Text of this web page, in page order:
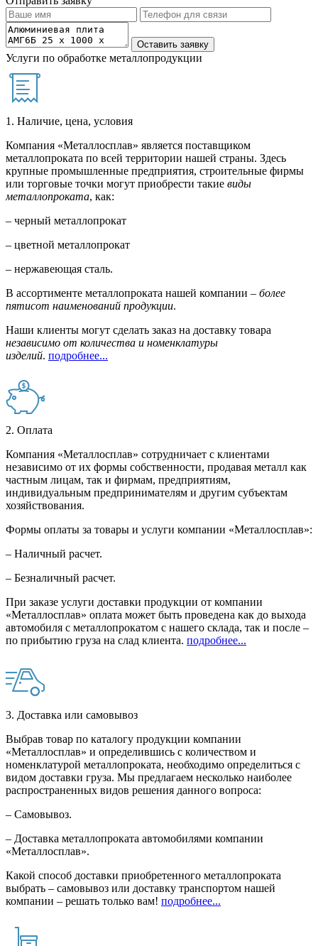
Услуги по обработке металлопродукции
1. Наличие, цена, условия
Компания «Металлосплав» является поставщиком
металлопроката по всей территории нашей страны. Здесь
крупные промышленные предприятия, строительные фирмы
или торговые точки могут приобрести такие виды
металлопроката, как:
– черный металлопрокат
– цветной металлопрокат
– нержавеющая сталь.
В ассортименте металлопроката нашей компании – более
пятисот наименований продукции.
Наши клиенты могут сделать заказ на доставку товара
независимо от количества и номенклатуры
изделий. подробнее...
2. Оплата
Компания «Металлосплав» сотрудничает с клиентами
независимо от их формы собственности, продавая металл как
частным лицам, так и фирмам, предприятиям,
индивидуальным предпринимателям и другим субъектам
хозяйствования.
Формы оплаты за товары и услуги компании «Металлосплав»:
– Наличный расчет.
– Безналичный расчет.
При заказе услуги доставки продукции от компании
«Металлосплав» оплата может быть проведена как до выхода
автомобиля с металлопрокатом с нашего склада, так и после –
по прибытию груза на слад клиента. подробнее...
3. Доставка или самовывоз
Выбрав товар по каталогу продукции компании
«Металлосплав» и определившись с количеством и
номенклатурой металлопроката, необходимо определиться с
видом доставки груза. Мы предлагаем несколько наиболее
распространенных видов решения данного вопроса:
– Самовывоз.
– Доставка металлопроката автомобилями компании
«Металлосплав».
Какой способ доставки приобретенного металлопроката
выбрать – самовывоз или доставку транспортом нашей
компании – решать только вам! подробнее...